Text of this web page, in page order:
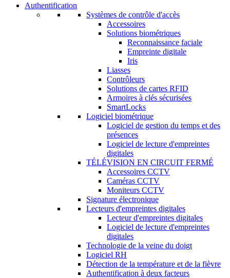
Authentification
Systèmes de contrôle d'accès
Accessoires
Solutions biométriques
Reconnaissance faciale
Empreinte digitale
Iris
Liasses
Contrôleurs
Solutions de cartes RFID
Armoires à clés sécurisées
SmartLocks
Logiciel biométrique
Logiciel de gestion du temps et des
présences
Logiciel de lecture d'empreintes
digitales
TÉLÉVISION EN CIRCUIT FERMÉ
Accessoires CCTV
Caméras CCTV
Moniteurs CCTV
Signature électronique
Lecteurs d'empreintes digitales
Lecteur d'empreintes digitales
Logiciel de lecture d'empreintes
digitales
Technologie de la veine du doigt
Logiciel RH
Détection de la température et de la fièvre
Authentification à deux facteurs